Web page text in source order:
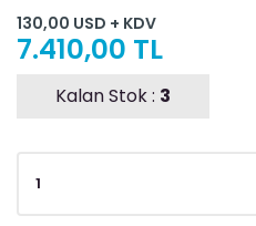
130,00 USD + KDV
7.410,00 TL
Kalan Stok : 3